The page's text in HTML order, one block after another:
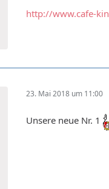
http://www.cafe-
23. Mai 2018 um 11:00
Unsere neue Nr. 1